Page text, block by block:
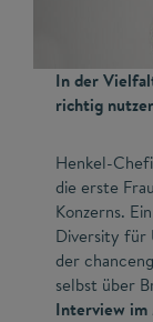
In der
richtig
Henkel-
die erste
Konzerns.
Diversity für
der
selbst über
​Interview im